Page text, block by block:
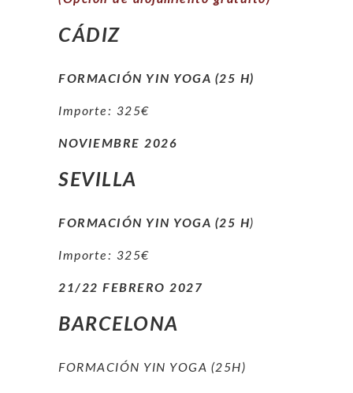
CÁDIZ
FORMACIÓN YIN YOGA (25 H)
Importe: 325€
NOVIEMBRE 2026
SEVILLA
FORMACIÓN YIN YOGA (25 H)
Importe: 325€
21/22 FEBRERO 2027
BARCELONA
FORMACIÓN YIN YOGA (25H)